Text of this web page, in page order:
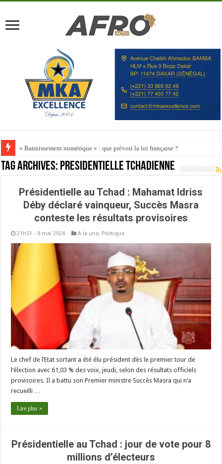
« Bannissement numérique » : que prévoit la loi française ?
Tag Archives: présidentielle tchadienne
Présidentielle au Tchad : Mahamat Idriss
Déby déclaré vainqueur, Succès Masra
conteste les résultats provisoires
21h51 - 9 mai 2024 A la une, Politique
Le chef de l’Etat sortant a été élu président dès le premier tour de
l’élection avec 61,03 % des voix, jeudi, selon des résultats officiels
provisoires. Il a battu son Premier ministre Succès Masra qui n’a
recueilli …
Lire plus »
Présidentielle au Tchad : jour de vote pour 8
millions d’électeurs